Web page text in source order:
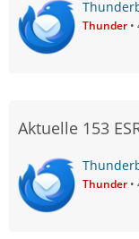
Thunder
Aktuelle 153
Thunder